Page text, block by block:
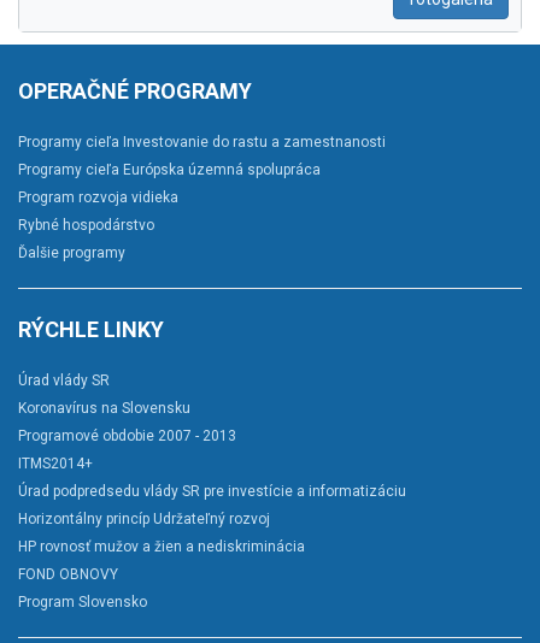
OPERAČNÉ PROGRAMY
Programy cieľa Investovanie do rastu a zamestnanosti
Programy cieľa Európska územná spolupráca
Program rozvoja vidieka
Rybné hospodárstvo
Ďalšie programy
RÝCHLE LINKY
Úrad vlády SR
Koronavírus na Slovensku
Programové obdobie 2007 - 2013
ITMS2014+
Úrad podpredsedu vlády SR pre investície a informatizáciu
Horizontálny princíp Udržateľný rozvoj
HP rovnosť mužov a žien a nediskriminácia
FOND OBNOVY
Program Slovensko